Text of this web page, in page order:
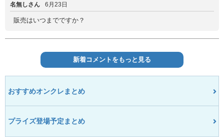
名無しさん 6月23日
販売はいつまでですか？
新着コメントをもっと見る
おすすめオンクレまとめ
プライズ登場予定まとめ